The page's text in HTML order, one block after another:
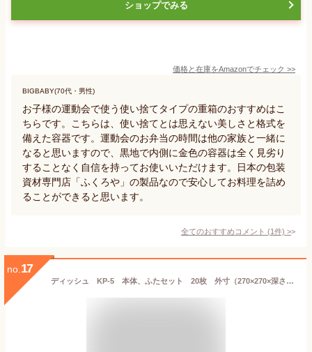
ショップでみる
価格と在庫をAmazonでチェック >>
BIGBABY(70代・男性)
お子様の運動会で使う使い捨てタイプの重箱のおすすめはこ
ちらです。こちらは、使い捨てとは思えない美しさと格式を
備えた容器です。運動会のお弁当の時間は他の家族と一緒に
なると思いますので、黒地で内側に金色の容器は全く見劣り
することなく自信を持ってお使いいただけます。日本の包装
資材専門店「ふくろや」の製品なので安心してお料理を詰め
ることができると思います。
全てのおすすめコメント (1件) >
no. 17
ディッシュ KP‐5 本体、ふたセット 20枚 外寸（270×270×深さ40)mm